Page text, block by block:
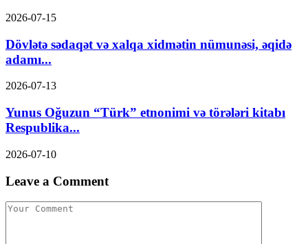
2026-07-15
Dövlətə sədaqət və xalqa xidmətin nümunəsi, əqidə
adamı...
2026-07-13
Yunus Oğuzun “Türk” etnonimi və törələri kitabı
Respublika...
2026-07-10
Leave a Comment